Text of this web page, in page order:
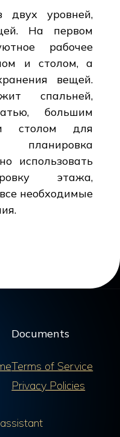
двух уровней,
На первом
рабочее
и столом, а
вещей.
спальней,
большим
столом для
планировка
использовать
этажа,
необходимые
Documents
Terms of Service
Privacy Policies